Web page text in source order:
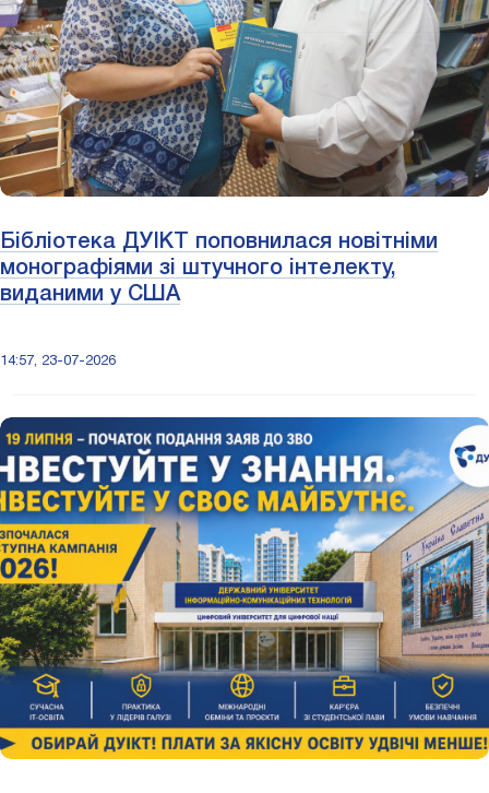
Бібліотека ДУІКТ поповнилася новітніми
монографіями зі штучного інтелекту,
виданими у США
14:57, 23-07-2026